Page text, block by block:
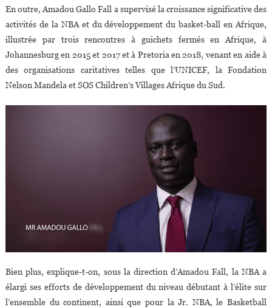
En outre, Amadou Gallo Fall a supervisé la croissance significative des
activités de la NBA et du développement du basket-ball en Afrique,
illustrée par trois rencontres à guichets fermés en Afrique, à
Johannesburg en 2015 et 2017 et à Pretoria en 2018, venant en aide à
des organisations caritatives telles que l’UNICEF, la Fondation
Nelson Mandela et SOS Children’s Villages Afrique du Sud.
Bien plus, explique-t-on, sous la direction d’Amadou Fall, la NBA a
élargi ses efforts de développement du niveau débutant à l’élite sur
l’ensemble du continent, ainsi que pour la Jr. NBA, le Basketball